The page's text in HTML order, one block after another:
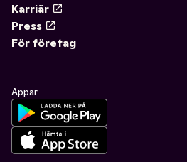
Karriär
Press
För företag
Appar